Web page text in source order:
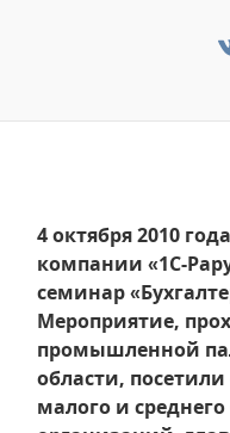
4 октября 2010
компании «1С-
семинар
Мероприятие,
промышленной
области,
малого и